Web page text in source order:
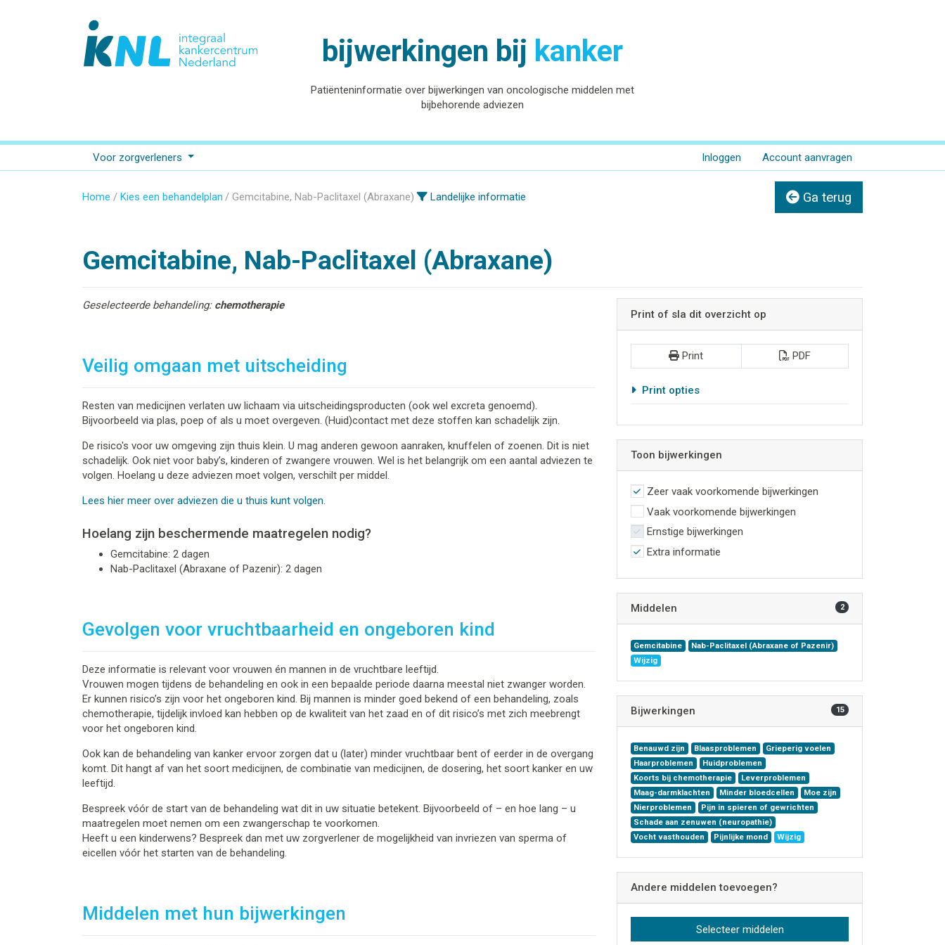
bijwerkingen bij kanker
Patiënteninformatie over bijwerkingen van oncologische middelen met
bijbehorende adviezen
Voor zorgverleners Inloggen Account aanvragen
Home Kies een behandelplan Gemcitabine, Nab-Paclitaxel (Abraxane) Landelijke informatie Ga terug
Gemcitabine, Nab-Paclitaxel (Abraxane)
Geselecteerde behandeling: chemotherapie
Veilig omgaan met uitscheiding
Resten van medicijnen verlaten uw lichaam via uitscheidingsproducten (ook wel excreta genoemd).
Bijvoorbeeld via plas, poep of als u moet overgeven. (Huid)contact met deze stoffen kan schadelijk zijn.
De risico's voor uw omgeving zijn thuis klein. U mag anderen gewoon aanraken, knuffelen of zoenen. Dit is niet
schadelijk. Ook niet voor baby’s, kinderen of zwangere vrouwen. Wel is het belangrijk om een aantal adviezen te
volgen. Hoelang u deze adviezen moet volgen, verschilt per middel.
Lees hier meer over adviezen die u thuis kunt volgen.
Hoelang zijn beschermende maatregelen nodig?
Gemcitabine: 2 dagen
Nab-Paclitaxel (Abraxane of Pazenir): 2 dagen
Gevolgen voor vruchtbaarheid en ongeboren kind
Deze informatie is relevant voor vrouwen én mannen in de vruchtbare leeftijd.
Vrouwen mogen tijdens de behandeling en ook in een bepaalde periode daarna meestal niet zwanger worden.
Er kunnen risico’s zijn voor het ongeboren kind. Bij mannen is minder goed bekend of een behandeling, zoals
chemotherapie, tijdelijk invloed kan hebben op de kwaliteit van het zaad en of dit risico’s met zich meebrengt
voor het ongeboren kind.
Ook kan de behandeling van kanker ervoor zorgen dat u (later) minder vruchtbaar bent of eerder in de overgang
komt. Dit hangt af van het soort medicijnen, de combinatie van medicijnen, de dosering, het soort kanker en uw
leeftijd.
Bespreek vóór de start van de behandeling wat dit in uw situatie betekent. Bijvoorbeeld of – en hoe lang – u
maatregelen moet nemen om een zwangerschap te voorkomen.
Heeft u een kinderwens? Bespreek dan met uw zorgverlener de mogelijkheid van invriezen van sperma of
eicellen vóór het starten van de behandeling.
Middelen met hun bijwerkingen
Print of sla dit overzicht op
Print PDF
Print opties
Toon bijwerkingen
Zeer vaak voorkomende bijwerkingen
Vaak voorkomende bijwerkingen
Ernstige bijwerkingen
Extra informatie
Middelen 2
Gemcitabine
Nab-Paclitaxel (Abraxane of Pazenir)
Wijzig
Bijwerkingen 15
Benauwd zijn Blaasproblemen
Grieperig voelen
Haarproblemen
Huidproblemen
Koorts bij chemotherapie
Leverproblemen
Maag-darmklachten
Minder bloedcellen
Moe zijn
Nierproblemen
Pijn in spieren of gewrichten
Schade aan zenuwen (neuropathie)
Vocht vasthouden
Pijnlijke mond Wijzig
Andere middelen toevoegen?
Selecteer middelen